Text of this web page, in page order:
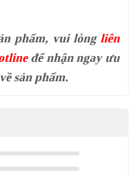
phẩm, vui lòngliên
để nhận ngay ưu
sản phẩm.